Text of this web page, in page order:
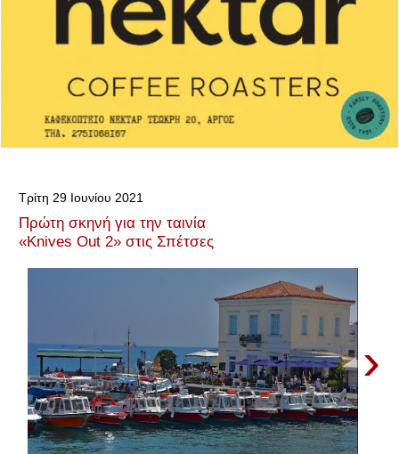
Τρίτη 29 Ιουνίου 2021
Πρώτη σκηνή για την ταινία
«Knives Out 2» στις Σπέτσες
›